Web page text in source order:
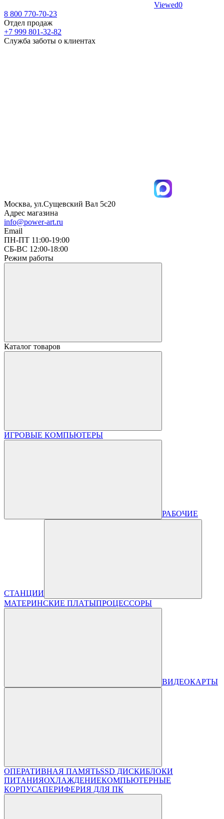
Viewed0
8 800 770-70-23
Отдел продаж
+7 999 801-32-82
Служба заботы о клиентах
Москва, ул.Сущевский Вал 5с20
Адрес магазина
info@power-art.ru
Email
ПН-ПТ 11:00-19:00
СБ-ВС 12:00-18:00
Режим работы
Каталог товаров
ИГРОВЫЕ КОМПЬЮТЕРЫ
РАБОЧИЕ
СТАНЦИИ
МАТЕРИНСКИЕ ПЛАТЫПРОЦЕССОРЫ
ВИДЕОКАРТЫ
ОПЕРАТИВНАЯ ПАМЯТЬSSD ДИСКИБЛОКИ
ПИТАНИЯОХЛАЖДЕНИЕКОМПЬЮТЕРНЫЕ
КОРПУСАПЕРИФЕРИЯ ДЛЯ ПК